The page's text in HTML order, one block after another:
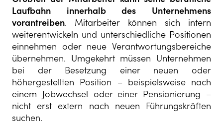
Laufbahn innerhalb des Unternehmens
vorantreiben. Mitarbeiter können sich intern
weiterentwickeln und unterschiedliche Positionen
einnehmen oder neue Verantwortungsbereiche
übernehmen. Umgekehrt müssen Unternehmen
bei der Besetzung einer neuen oder
höhergestellten Position – beispielsweise nach
einem Jobwechsel oder einer Pensionierung –
nicht erst extern nach neuen Führungskräften
suchen.